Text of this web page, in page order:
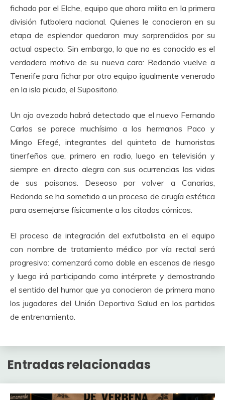
fichado por el Elche, equipo que ahora milita en la primera
división futbolera nacional. Quienes le conocieron en su
etapa de esplendor quedaron muy sorprendidos por su
actual aspecto. Sin embargo, lo que no es conocido es el
verdadero motivo de su nueva cara: Redondo vuelve a
Tenerife para fichar por otro equipo igualmente venerado
en la isla picuda, el Supositorio.
Un ojo avezado habrá detectado que el nuevo Fernando
Carlos se parece muchísimo a los hermanos Paco y
Mingo Efegé, integrantes del quinteto de humoristas
tinerfeños que, primero en radio, luego en televisión y
siempre en directo alegra con sus ocurrencias las vidas
de sus paisanos. Deseoso por volver a Canarias,
Redondo se ha sometido a un proceso de cirugía estética
para asemejarse físicamente a los citados cómicos.
El proceso de integración del exfutbolista en el equipo
con nombre de tratamiento médico por vía rectal será
progresivo: comenzará como doble en escenas de riesgo
y luego irá participando como intérprete y demostrando
el sentido del humor que ya conocieron de primera mano
los jugadores del Unión Deportiva Salud en los partidos
de entrenamiento.
Entradas relacionadas